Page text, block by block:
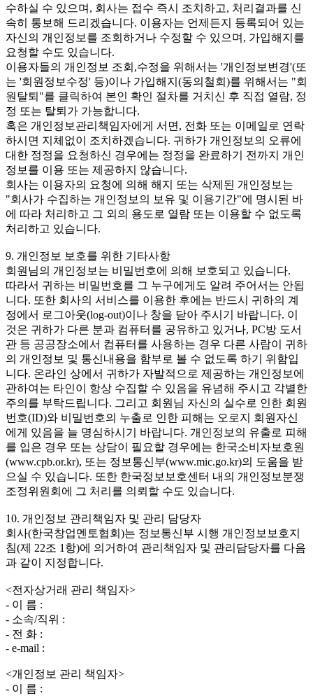
수하실 수 있으며, 회사는 접수 즉시 조치하고, 처리결과를 신
속히 통보해 드리겠습니다. 이용자는 언제든지 등록되어 있는
자신의 개인정보를 조회하거나 수정할 수 있으며, 가입해지를
요청할 수도 있습니다.
이용자들의 개인정보 조회,수정을 위해서는 '개인정보변경'(또
는 '회원정보수정' 등)이나 가입해지(동의철회)를 위해서는 "회
원탈퇴"를 클릭하여 본인 확인 절차를 거치신 후 직접 열람, 정
정 또는 탈퇴가 가능합니다.
혹은 개인정보관리책임자에게 서면, 전화 또는 이메일로 연락
하시면 지체없이 조치하겠습니다. 귀하가 개인정보의 오류에
대한 정정을 요청하신 경우에는 정정을 완료하기 전까지 개인
정보를 이용 또는 제공하지 않습니다.
회사는 이용자의 요청에 의해 해지 또는 삭제된 개인정보는
"회사가 수집하는 개인정보의 보유 및 이용기간"에 명시된 바
에 따라 처리하고 그 외의 용도로 열람 또는 이용할 수 없도록
처리하고 있습니다.
9. 개인정보 보호를 위한 기타사항
회원님의 개인정보는 비밀번호에 의해 보호되고 있습니다.
따라서 귀하는 비밀번호를 그 누구에게도 알려 주어서는 안됩
니다. 또한 회사의 서비스를 이용한 후에는 반드시 귀하의 계
정에서 로그아웃(log-out)이나 창을 닫아 주시기 바랍니다. 이
것은 귀하가 다른 분과 컴퓨터를 공유하고 있거나, PC방 도서
관 등 공공장소에서 컴퓨터를 사용하는 경우 다른 사람이 귀하
의 개인정보 및 통신내용을 함부로 볼 수 없도록 하기 위함입
니다. 온라인 상에서 귀하가 자발적으로 제공하는 개인정보에
관하여는 타인이 항상 수집할 수 있음을 유념해 주시고 각별한
주의를 부탁드립니다. 그리고 회원님 자신의 실수로 인한 회원
번호(ID)와 비밀번호의 누출로 인한 피해는 오로지 회원자신
에게 있음을 늘 명심하시기 바랍니다. 개인정보의 유출로 피해
를 입은 경우 또는 상담이 필요할 경우에는 한국소비자보호원
(www.cpb.or.kr), 또는 정보통신부(www.mic.go.kr)의 도움을 받
으실 수 있습니다. 또한 한국정보보호센터 내의 개인정보분쟁
조정위원회에 그 처리를 의뢰할 수도 있습니다.
10. 개인정보 관리책임자 및 관리 담당자
회사(한국창업멘토협회)는 정보통신부 시행 개인정보보호지
침(제 22조 1항)에 의거하여 관리책임자 및 관리담당자를 다음
과 같이 지정합니다.
<전자상거래 관리 책임자>
- 이 름 :
- 소속/직위 :
- 전 화 :
- e-mail :
<개인정보 관리 책임자>
- 이 름 :